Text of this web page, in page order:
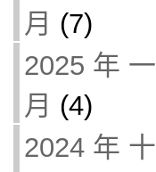
月 (7)
2025 年 一
月 (4)
2024 年 十